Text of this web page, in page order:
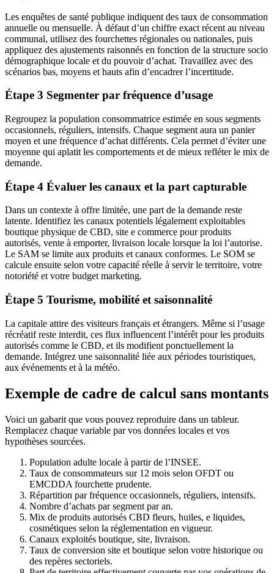
Les enquêtes de santé publique indiquent des taux de consommation
annuelle ou mensuelle. À défaut d’un chiffre exact récent au niveau
communal, utilisez des fourchettes régionales ou nationales, puis
appliquez des ajustements raisonnés en fonction de la structure socio
démographique locale et du pouvoir d’achat. Travaillez avec des
scénarios bas, moyens et hauts afin d’encadrer l’incertitude.
Étape 3 Segmenter par fréquence d’usage
Regroupez la population consommatrice estimée en sous segments
occasionnels, réguliers, intensifs. Chaque segment aura un panier
moyen et une fréquence d’achat différents. Cela permet d’éviter une
moyenne qui aplatit les comportements et de mieux refléter le mix de
demande.
Étape 4 Évaluer les canaux et la part capturable
Dans un contexte à offre limitée, une part de la demande reste
latente. Identifiez les canaux potentiels légalement exploitables
boutique physique de CBD, site e commerce pour produits
autorisés, vente à emporter, livraison locale lorsque la loi l’autorise.
Le SAM se limite aux produits et canaux conformes. Le SOM se
calcule ensuite selon votre capacité réelle à servir le territoire, votre
notoriété et votre budget marketing.
Étape 5 Tourisme, mobilité et saisonnalité
La capitale attire des visiteurs français et étrangers. Même si l’usage
récréatif reste interdit, ces flux influencent l’intérêt pour les produits
autorisés comme le CBD, et ils modifient ponctuellement la
demande. Intégrez une saisonnalité liée aux périodes touristiques,
aux événements et à la météo.
Exemple de cadre de calcul sans montants
Voici un gabarit que vous pouvez reproduire dans un tableur.
Remplacez chaque variable par vos données locales et vos
hypothèses sourcées.
Population adulte locale à partir de l’INSEE.
Taux de consommateurs sur 12 mois selon OFDT ou
EMCDDA fourchette prudente.
Répartition par fréquence occasionnels, réguliers, intensifs.
Nombre d’achats par segment par an.
Mix de produits autorisés CBD fleurs, huiles, e liquides,
cosmétiques selon la réglementation en vigueur.
Canaux exploités boutique, site, livraison.
Taux de conversion site et boutique selon votre historique ou
des repères sectoriels.